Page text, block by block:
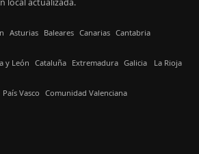
local actualizada.
Asturias Baleares Canarias Cantabria
y León Cataluña Extremadura Galicia La Rioja
País Vasco Comunidad Valenciana